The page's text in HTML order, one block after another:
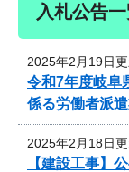
入札公告
2025年2月19日
令和7年度岐阜
係る労働者派
2025年2月18日
【建設工事】